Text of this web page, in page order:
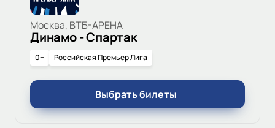
Москва, ВТБ-АРЕНА
Динамо - Спартак
0+ Российская Премьер Лига
Выбрать билеты